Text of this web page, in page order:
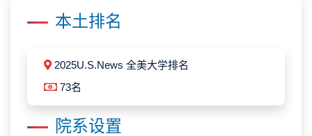
本土排名
2025U.S.News 全美大学排名
73名
院系设置